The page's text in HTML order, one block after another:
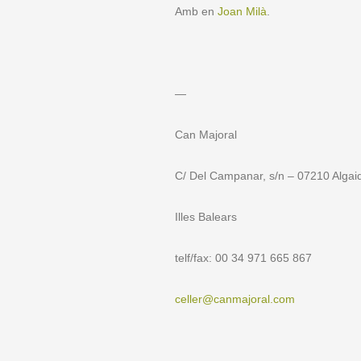
Amb en Joan Milà
—
Can Majoral
C/ Del Campanar, s/n – 07210
Illes Balears
telf/fax: 00 34 971 665 867
celler@canmajoral.com